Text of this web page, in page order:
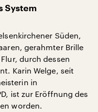
System
Süden,
gerahmter Brille
durch dessen
Karin Welge, seit
in
ist zur Eröffnung des
worden.